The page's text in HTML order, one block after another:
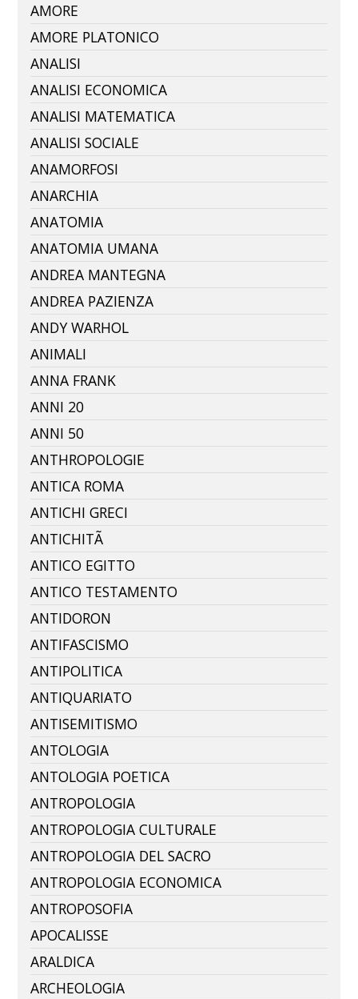
AMORE
AMORE PLATONICO
ANALISI
ANALISI ECONOMICA
ANALISI MATEMATICA
ANALISI SOCIALE
ANAMORFOSI
ANARCHIA
ANATOMIA
ANATOMIA UMANA
ANDREA MANTEGNA
ANDREA PAZIENZA
ANDY WARHOL
ANIMALI
ANNA FRANK
ANNI 20
ANNI 50
ANTHROPOLOGIE
ANTICA ROMA
ANTICHI GRECI
ANTICHITÃ
ANTICO EGITTO
ANTICO TESTAMENTO
ANTIDORON
ANTIFASCISMO
ANTIPOLITICA
ANTIQUARIATO
ANTISEMITISMO
ANTOLOGIA
ANTOLOGIA POETICA
ANTROPOLOGIA
ANTROPOLOGIA CULTURALE
ANTROPOLOGIA DEL SACRO
ANTROPOLOGIA ECONOMICA
ANTROPOSOFIA
APOCALISSE
ARALDICA
ARCHEOLOGIA